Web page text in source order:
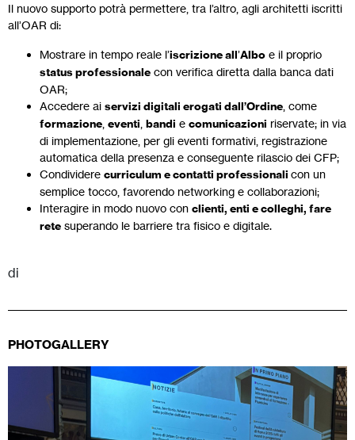
Il nuovo supporto potrà permettere, tra l’altro, agli architetti iscritti
all’OAR di:
Mostrare in tempo reale l’iscrizione all’Albo e il proprio
status professionale con verifica diretta dalla banca dati
OAR;
Accedere ai servizi digitali erogati dall’Ordine , come
formazione eventi bandi e comunicazioni riservate; in via
di implementazione, per gli eventi formativi, registrazione
automatica della presenza e conseguente rilascio dei CFP;
Condividere curriculum e contatti professionali con un
semplice tocco, favorendo networking e collaborazioni;
Interagire in modo nuovo con clienti, enti e colleghi, fare
rete superando le barriere tra fisico e digitale.
di
PHOTOGALLERY